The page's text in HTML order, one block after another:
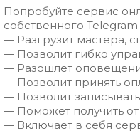
Попробуйте сервис
собственного
— Разгрузит мастера,
— Позволит гибко
— Разошлет
— Позволит принять
— Позволит
— Поможет получить
— Включает в себя